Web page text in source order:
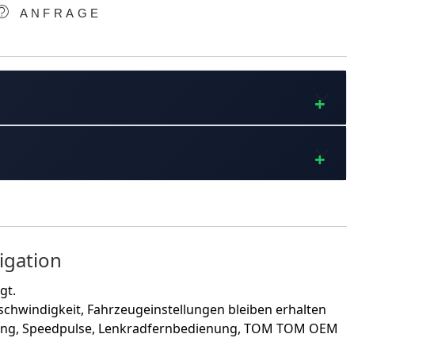
ANFRAGE
Fahrzeugeinstellungen bleiben erhalten
Speedpulse, Lenkradfernbedienung, TOM TOM OEM